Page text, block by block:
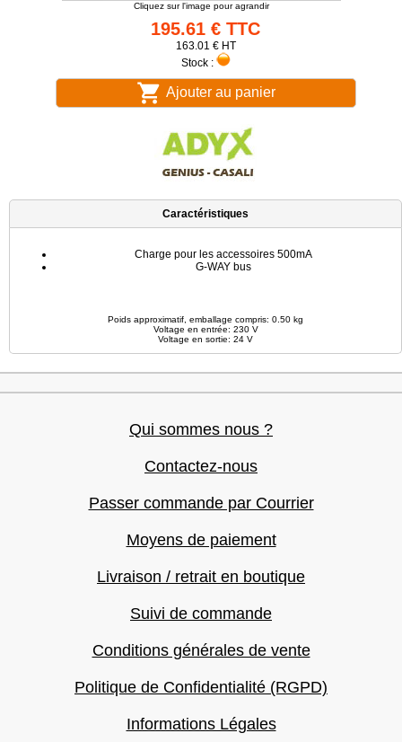
Cliquez sur l'image pour agrandir
195.61 € TTC
163.01 € HT
Stock :
Ajouter au panier
Caractéristiques
Charge pour les accessoires 500mA
G-WAY bus
Poids approximatif, emballage compris: 0.50 kg
Voltage en entrée: 230 V
Voltage en sortie: 24 V
Qui sommes nous ?
Contactez-nous
Passer commande par Courrier
Moyens de paiement
Livraison / retrait en boutique
Suivi de commande
Conditions générales de vente
Politique de Confidentialité (RGPD)
Informations Légales